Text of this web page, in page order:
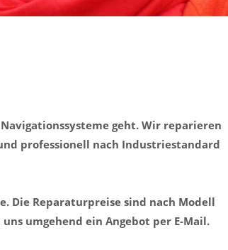
geht. Wir reparieren
professionell nach Industriestandard
Die Reparaturpreise sind nach Modell
umgehend ein Angebot per E-Mail.